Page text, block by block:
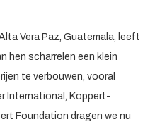
Vera Paz, Guatemala, leeft
hen scharrelen een klein
te verbouwen, vooral
International, Koppert-
Foundation dragen we nu